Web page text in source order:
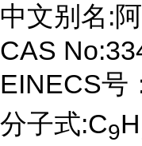
中文别名:
CAS
EINECS号
分子式:C9H